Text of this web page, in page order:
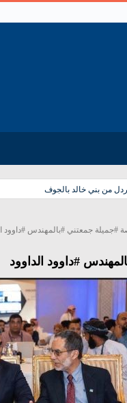
من بني خالد بالجوف
جمعتني #بالمهندس #داوود
#داوود الداوود